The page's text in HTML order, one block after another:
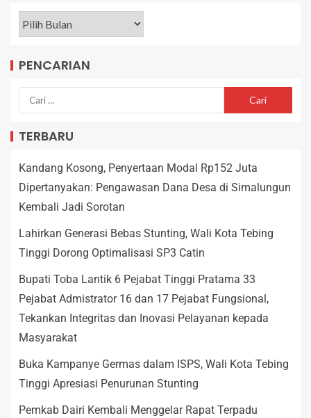
PENCARIAN
TERBARU
Kandang Kosong, Penyertaan Modal Rp152 Juta
Dipertanyakan: Pengawasan Dana Desa di Simalungun
Kembali Jadi Sorotan
Lahirkan Generasi Bebas Stunting, Wali Kota Tebing
Tinggi Dorong Optimalisasi SP3 Catin
Bupati Toba Lantik 6 Pejabat Tinggi Pratama 33
Pejabat Admistrator 16 dan 17 Pejabat Fungsional,
Tekankan Integritas dan Inovasi Pelayanan kepada
Masyarakat
Buka Kampanye Germas dalam ISPS, Wali Kota Tebing
Tinggi Apresiasi Penurunan Stunting
Pemkab Dairi Kembali Menggelar Rapat Terpadu